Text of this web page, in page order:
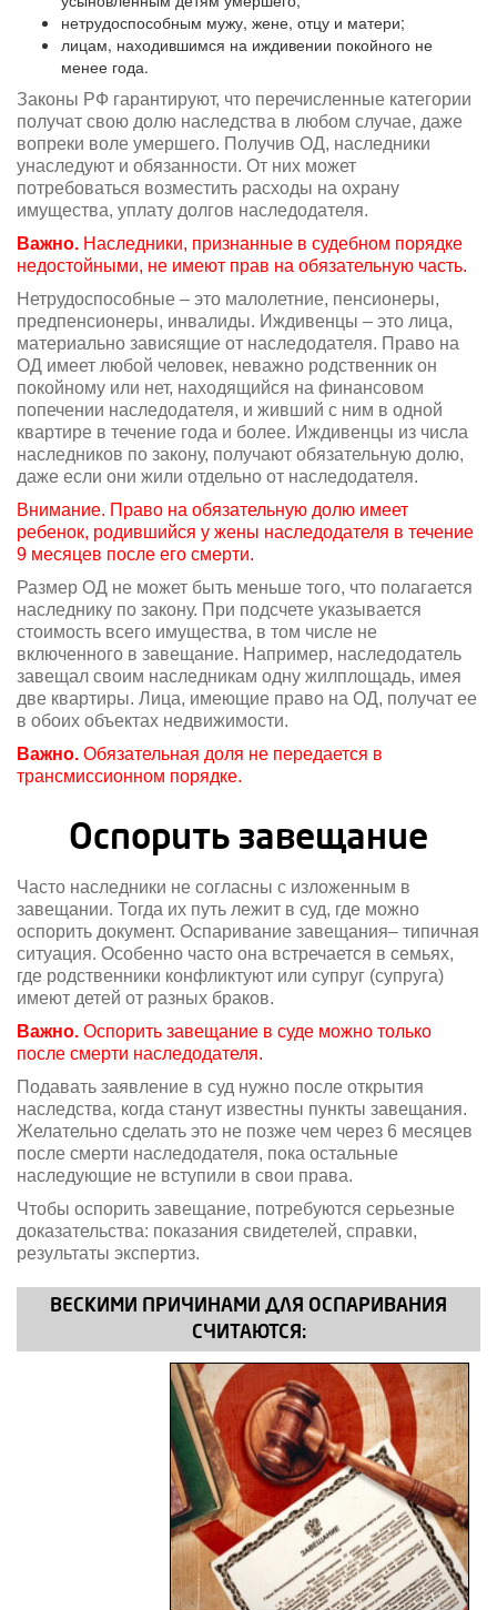
нетрудоспособным мужу, жене, отцу и матери;
лицам, находившимся на иждивении покойного не
менее года.
Законы РФ гарантируют, что перечисленные категории
получат свою долю наследства в любом случае, даже
вопреки воле умершего. Получив ОД, наследники
унаследуют и обязанности. От них может
потребоваться возместить расходы на охрану
имущества, уплату долгов наследодателя.
Важно. Наследники, признанные в судебном порядке
недостойными, не имеют прав на обязательную часть.
Нетрудоспособные – это малолетние, пенсионеры,
предпенсионеры, инвалиды. Иждивенцы – это лица,
материально зависящие от наследодателя. Право на
ОД имеет любой человек, неважно родственник он
покойному или нет, находящийся на финансовом
попечении наследодателя, и живший с ним в одной
квартире в течение года и более. Иждивенцы из числа
наследников по закону, получают обязательную долю,
даже если они жили отдельно от наследодателя.
Внимание. Право на обязательную долю имеет
ребенок, родившийся у жены наследодателя в течение
9 месяцев после его смерти.
Размер ОД не может быть меньше того, что полагается
наследнику по закону. При подсчете указывается
стоимость всего имущества, в том числе не
включенного в завещание. Например, наследодатель
завещал своим наследникам одну жилплощадь, имея
две квартиры. Лица, имеющие право на ОД, получат ее
в обоих объектах недвижимости.
Важно. Обязательная доля не передается в
трансмиссионном порядке.
Оспорить завещание
Часто наследники не согласны с изложенным в
завещании. Тогда их путь лежит в суд, где можно
оспорить документ. Оспаривание завещания– типичная
ситуация. Особенно часто она встречается в семьях,
где родственники конфликтуют или супруг (супруга)
имеют детей от разных браков.
Важно. Оспорить завещание в суде можно только
после смерти наследодателя.
Подавать заявление в суд нужно после открытия
наследства, когда станут известны пункты завещания.
Желательно сделать это не позже чем через 6 месяцев
после смерти наследодателя, пока остальные
наследующие не вступили в свои права.
Чтобы оспорить завещание, потребуются серьезные
доказательства: показания свидетелей, справки,
результаты экспертиз.
ВЕСКИМИ ПРИЧИНАМИ ДЛЯ ОСПАРИВАНИЯ
СЧИТАЮТСЯ: